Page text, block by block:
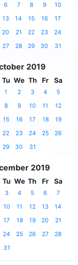
6 7 8 9
10
13 14 15 16
17
20 21 22 23
24
27 28 29 30 31
2019
Tu We Th Fr Sa
1 2 3 4
5
8 9 10 11
12
15 16 17 18
19
22 23 24 25
26
29 30 31
2019
Tu We Th Fr Sa
3 4 5 6
7
10 11 12 13
14
17 18 19 20
21
24 25 26 27
28
31